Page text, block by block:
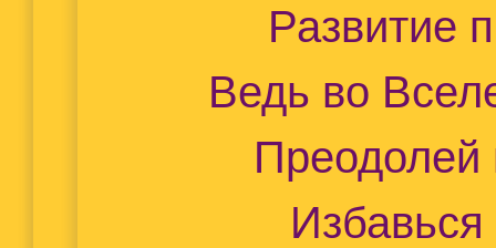
Развитие
Ведь во
Преодолей